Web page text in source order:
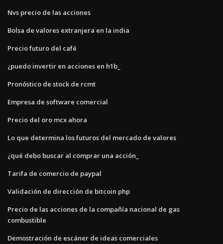
Nvs precio de las acciones
Bolsa de valores extranjera en la india
Precio futuro del café
¿puedo invertir en acciones en h1b_
Pronóstico de stock de rcmt
Empresa de software comercial
Precio del oro mcx ahora
Lo que determina los futuros del mercado de valores
¿qué debo buscar al comprar una acción_
Tarifa de comercio de paypal
Validación de dirección de bitcoin php
Precio de las acciones de la compañía nacional de gas
combustible
Demostración de escáner de ideas comerciales